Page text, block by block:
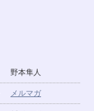
野本隼人
メルマガ